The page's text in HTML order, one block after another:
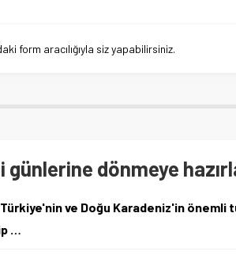
form aracılığıyla siz yapabilirsiniz.
günlerine dönmeye
Türkiye'nin ve Doğu Karadeniz'in
…